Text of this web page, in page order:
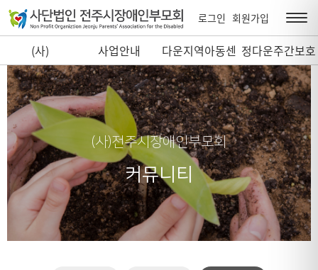
로그인 회원가입
(사)
전주시장애인부
모회
사업안내
다운지역아동센
터
정다운주간보호
센터
(사)전주시장애인부모회
커뮤니티